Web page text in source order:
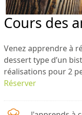
Cours des
Venez apprendre à
dessert type d’un
réalisations pour 2
Réserver